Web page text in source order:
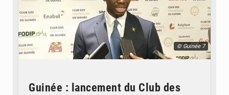
© Guinée 7
Guinée : lancement du Club des